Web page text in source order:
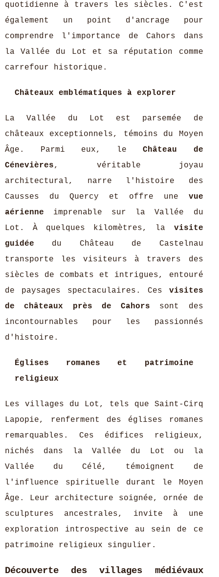
quotidienne à travers les siècles. C'est
également un point d'ancrage pour
comprendre l'importance de Cahors dans
la Vallée du Lot et sa réputation comme
carrefour historique.
Châteaux emblématiques à explorer
La Vallée du Lot est parsemée de
châteaux exceptionnels, témoins du Moyen
Âge. Parmi eux, leChâteau de
Cénevières, véritable joyau
architectural, narre l'histoire des
Causses du Quercy et offre une vue
aérienne imprenable sur la Vallée du
Lot. À quelques kilomètres, la visite
guidée du Château de Castelnau
transporte les visiteurs à travers des
siècles de combats et intrigues, entouré
de paysages spectaculaires. Ces visites
de châteaux près de Cahors sont des
incontournables pour les passionnés
d'histoire.
Églises romanes et patrimoine
religieux
Les villages du Lot, tels que Saint-Cirq
Lapopie, renferment des églises romanes
remarquables. Ces édifices religieux,
nichés dans la Vallée du Lot ou la
Vallée du Célé, témoignent de
l'influence spirituelle durant le Moyen
Âge. Leur architecture soignée, ornée de
sculptures ancestrales, invite à une
exploration introspective au sein de ce
patrimoine religieux singulier.
Découverte des villages médiévaux